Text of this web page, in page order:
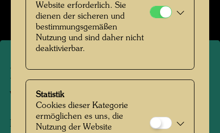
Bildergalerie öffnen
Hundertwasser porträtiert
von Karin Székessy
Hamburg, 1959
Website erforderlich. Sie
dienen der sicheren und
bestimmungsgemäßen
Nutzung und sind daher nicht
deaktivierbar.
Statistik
Cookies dieser Kategorie
ermöglichen es uns, die
Nutzung der Website